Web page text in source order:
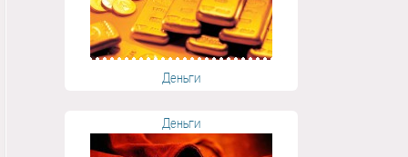
Деньги
Деньги